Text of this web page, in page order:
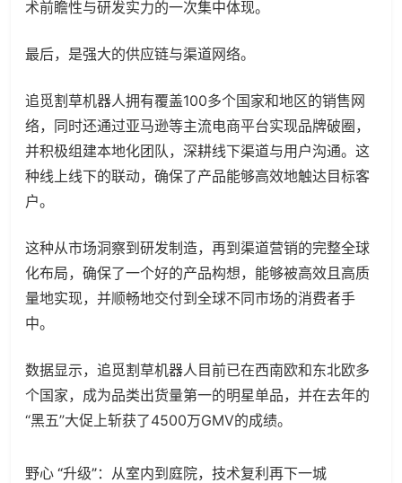
术前瞻性与研发实力的一次集中体现。
最后，是强大的供应链与渠道网络。
追觅割草机器人拥有覆盖100多个国家和地区的销售网
络，同时还通过亚马逊等主流电商平台实现品牌破圈，
并积极组建本地化团队，深耕线下渠道与用户沟通。这
种线上线下的联动，确保了产品能够高效地触达目标客
户。
这种从市场洞察到研发制造，再到渠道营销的完整全球
化布局，确保了一个好的产品构想，能够被高效且高质
量地实现，并顺畅地交付到全球不同市场的消费者手
中。
数据显示，追觅割草机器人目前已在西南欧和东北欧多
个国家，成为品类出货量第一的明星单品，并在去年的
“黑五”大促上斩获了4500万GMV的成绩。
野心 “升级”：从室内到庭院，技术复利再下一城